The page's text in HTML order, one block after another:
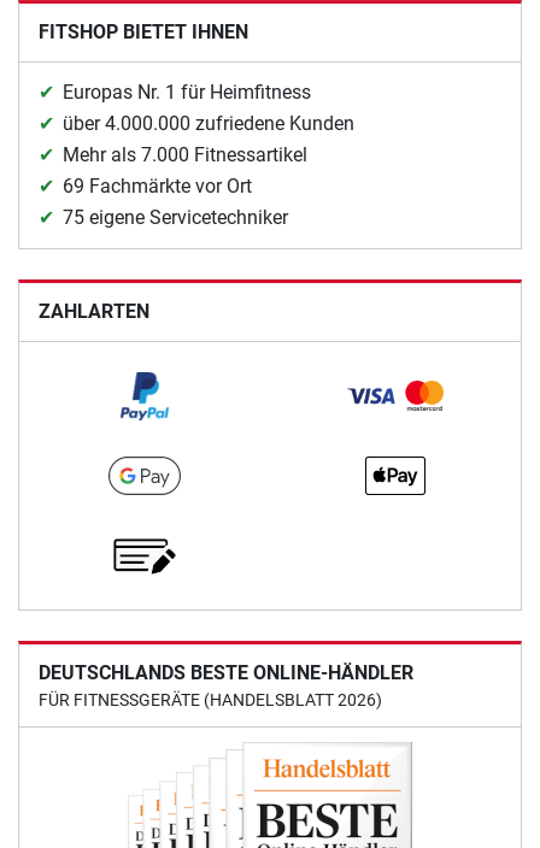
FITSHOP BIETET IHNEN
Europas Nr. 1 für Heimfitness
über 4.000.000 zufriedene Kunden
Mehr als 7.000 Fitnessartikel
69 Fachmärkte vor Ort
75 eigene Servicetechniker
ZAHLARTEN
DEUTSCHLANDS BESTE ONLINE-HÄNDLER
FÜR FITNESSGERÄTE (HANDELSBLATT 2026)